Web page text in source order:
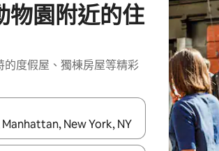
物園附近的住
度假屋、獨棟房屋等精彩
容時請使用上下箭頭，或輕點、滑動裝置。